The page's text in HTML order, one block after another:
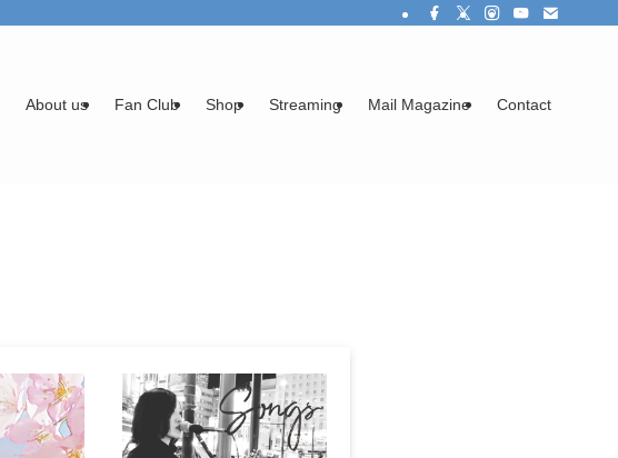
About us Fan Club Shop Streaming Mail Magazine Contact